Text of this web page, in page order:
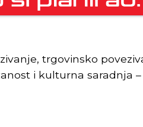
trgovinsko
i kulturna saradnja –